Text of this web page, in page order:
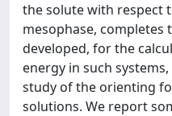
the solute with respect
mesophase, completes
developed, for the
energy in such
study of the orienting
solutions. We report